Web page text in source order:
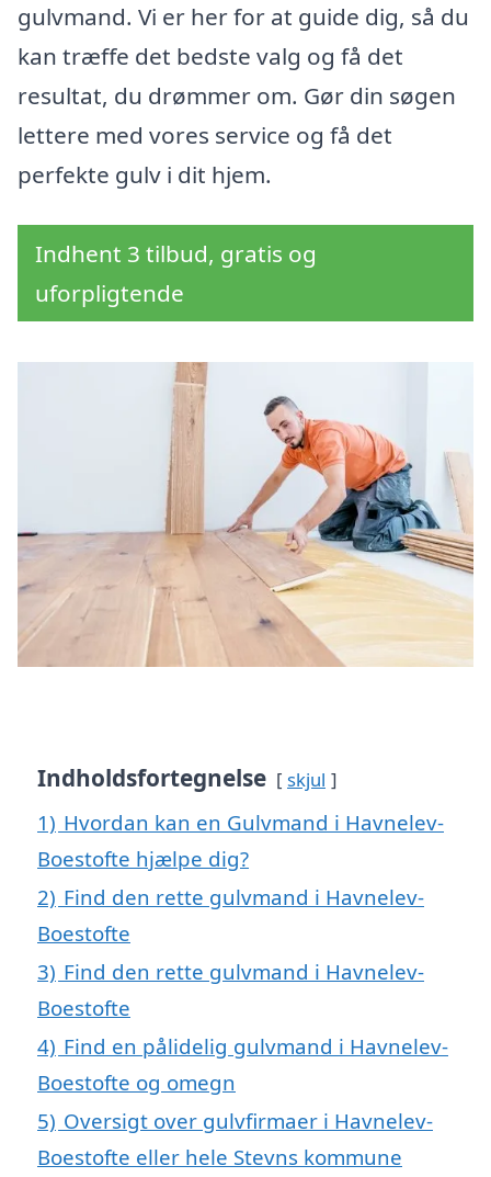
gulvmand. Vi er her for at guide dig, så du
kan træffe det bedste valg og få det
resultat, du drømmer om. Gør din søgen
lettere med vores service og få det
perfekte gulv i dit hjem.
Indhent 3 tilbud, gratis og
uforpligtende
Indholdsfortegnelse skjul
1) Hvordan kan en Gulvmand i Havnelev-
Boestofte hjælpe dig?
2) Find den rette gulvmand i Havnelev-
Boestofte
3) Find den rette gulvmand i Havnelev-
Boestofte
4) Find en pålidelig gulvmand i Havnelev-
Boestofte og omegn
5) Oversigt over gulvfirmaer i Havnelev-
Boestofte eller hele Stevns kommune